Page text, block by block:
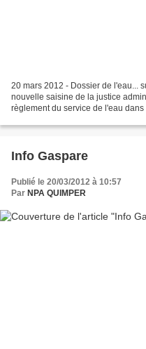
20 mars 2012 - Dossier de l'eau...
nouvelle saisine de la justice
règlement du service de l'eau
Info Gaspare
Publié le 20/03/2012 à 10:57
Par NPA QUIMPER